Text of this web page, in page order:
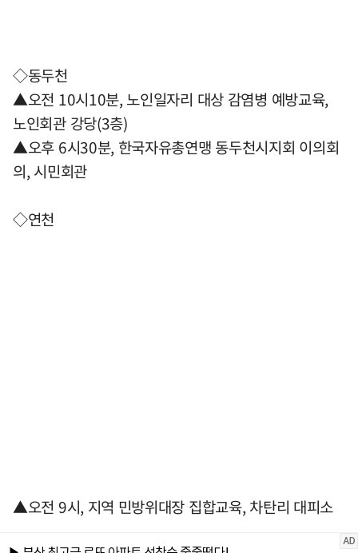
◇동두천
▲오전 10시10분, 노인일자리 대상 감염병 예방교육,
노인회관 강당(3층)
▲오후 6시30분, 한국자유총연맹 동두천시지회 이의회
의, 시민회관
◇연천
▲오전 9시, 지역 민방위대장 집합교육, 차탄리 대피소